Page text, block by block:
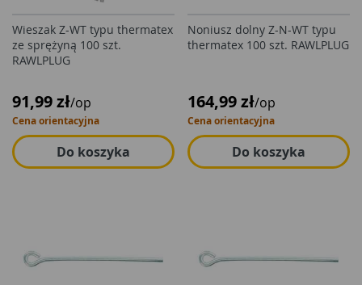
Wieszak Z-WT typu thermatex
ze sprężyną 100 szt.
RAWLPLUG
91,99 zł/op
Cena orientacyjna
Do koszyka
Noniusz dolny Z-N-WT typu
thermatex 100 szt. RAWLPLUG
164,99 zł/op
Cena orientacyjna
Do koszyka